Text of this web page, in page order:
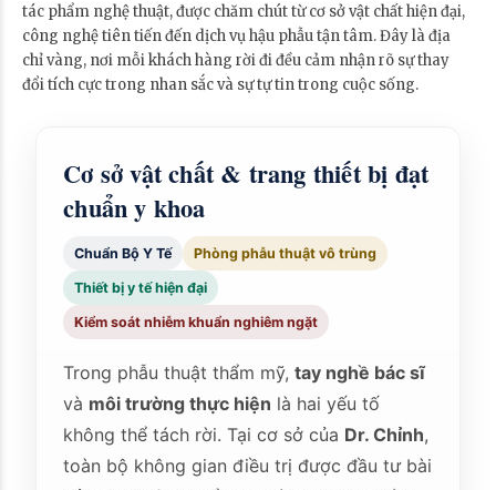
tác phẩm nghệ thuật, được chăm chút từ cơ sở vật chất hiện đại,
công nghệ tiên tiến đến dịch vụ hậu phẫu tận tâm. Đây là địa
chỉ vàng, nơi mỗi khách hàng rời đi đều cảm nhận rõ sự thay
đổi tích cực trong nhan sắc và sự tự tin trong cuộc sống.
Cơ sở vật chất & trang thiết bị đạt
chuẩn y khoa
Chuẩn Bộ Y Tế Phòng phẫu thuật vô trùng
Thiết bị y tế hiện đại
Kiểm soát nhiễm khuẩn nghiêm ngặt
Trong phẫu thuật thẩm mỹ,tay nghề bác sĩ
và môi trường thực hiện là hai yếu tố
không thể tách rời. Tại cơ sở của Dr. Chỉnh,
toàn bộ không gian điều trị được đầu tư bài